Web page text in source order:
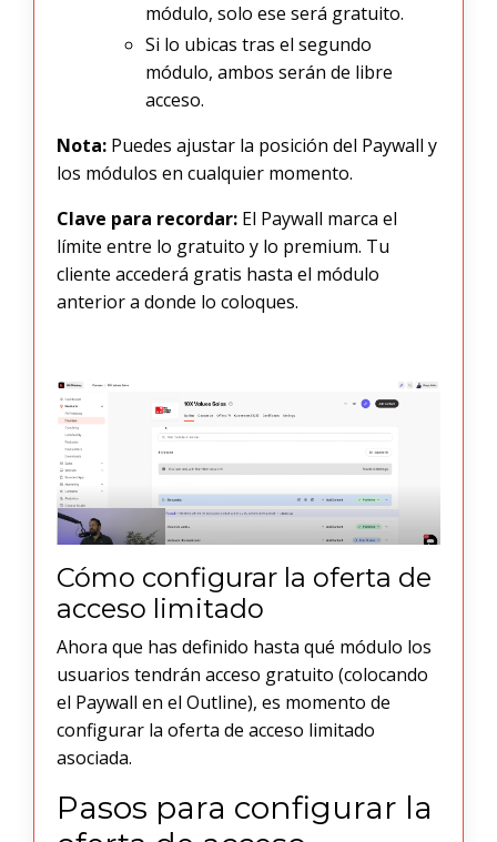
módulo, solo ese será gratuito.
Si lo ubicas tras el segundo
módulo, ambos serán de libre
acceso.
Nota: Puedes ajustar la posición del Paywall y
los módulos en cualquier momento.
Clave para recordar: El Paywall marca el
límite entre lo gratuito y lo premium. Tu
cliente accederá gratis hasta el módulo
anterior a donde lo coloques.
Cómo configurar la oferta de
acceso limitado
Ahora que has definido hasta qué módulo los
usuarios tendrán acceso gratuito (colocando
el Paywall en el Outline), es momento de
configurar la oferta de acceso limitado
asociada.
Pasos para configurar la